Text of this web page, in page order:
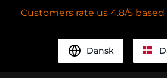
Customers rate us 4.8/5 based
Dansk